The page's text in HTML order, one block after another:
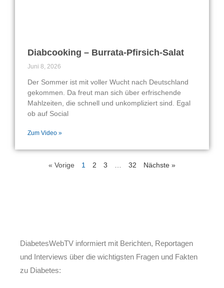
Diabcooking – Burrata-Pfirsich-Salat
Juni 8, 2026
Der Sommer ist mit voller Wucht nach Deutschland
gekommen. Da freut man sich über erfrischende
Mahlzeiten, die schnell und unkompliziert sind. Egal
ob auf Social
Zum Video »
« Vorige 1 2 3 32 Nächste »
DiabetesWebTV informiert mit Berichten, Reportagen
und Interviews über die wichtigsten Fragen und Fakten
zu Diabetes:​